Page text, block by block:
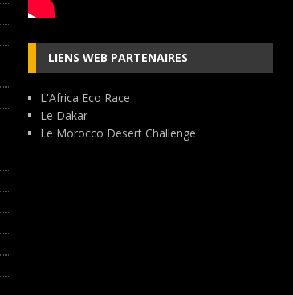
LIENS WEB PARTENAIRES
L'Africa Eco Race
Le Dakar
Le Morocco Desert Challenge